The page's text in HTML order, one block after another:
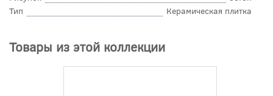
Тип
Керамическая плитка
Товары из этой коллекции